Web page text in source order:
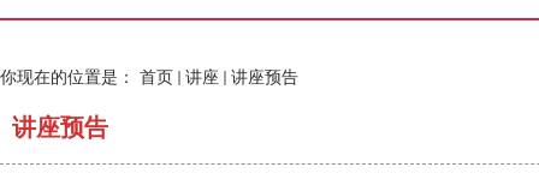
你现在的位置是： 首页 讲座 讲座预告
讲座预告